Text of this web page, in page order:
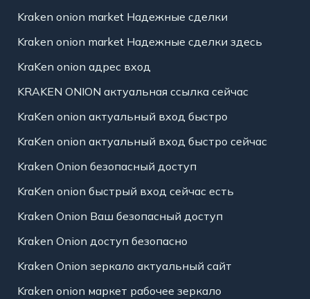
Kraken onion market Надежные сделки
Kraken onion market Надежные сделки здесь
KraKen onion адрес вход
KRAKEN ONION актуальная ссылка сейчас
KraKen onion актуальный вход быстро
KraKen onion актуальный вход быстро сейчас
Kraken Onion безопасный доступ
KraKen onion быстрый вход сейчас есть
Kraken Onion Ваш безопасный доступ
Kraken Onion доступ безопасно
Kraken Onion зеркало актуальный сайт
Kraken onion маркет рабочее зеркало